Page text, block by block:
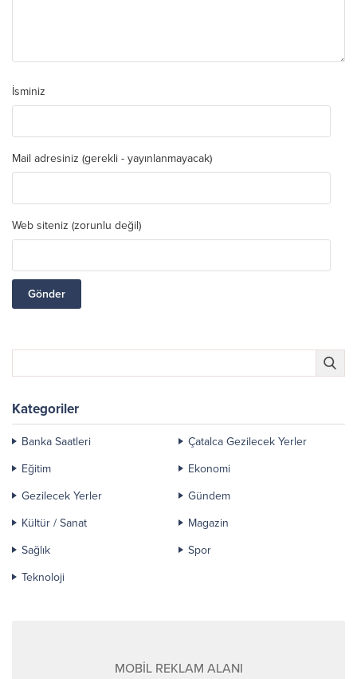
İsminiz
Mail adresiniz (gerekli - yayınlanmayacak)
Web siteniz (zorunlu değil)
Kategoriler
Banka Saatleri
Çatalca Gezilecek Yerler
Eğitim
Ekonomi
Gezilecek Yerler
Gündem
Kültür / Sanat
Magazin
Sağlık
Spor
Teknoloji
MOBİL REKLAM ALANI